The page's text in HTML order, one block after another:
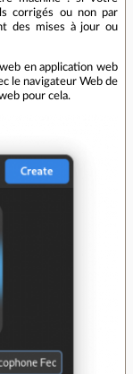
corrigés ou non par
des mises à jour ou
en application web
le navigateur Web de
pour cela.